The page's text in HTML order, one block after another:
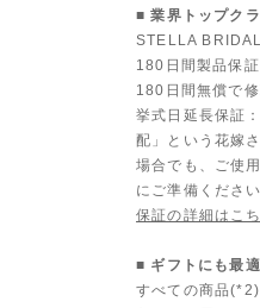
■ 業界トップク
STELLA
180日間製品保
180日間無償で修
挙式日延長保証
配」という花嫁
場合でも、ご使
にご準備ください
保証の詳細はこ
■ ギフトにも最
すべての商品